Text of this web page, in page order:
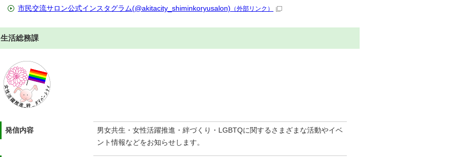
市民交流サロン公式インスタグラム(@akitacity_shiminkoryusalon) （外部リンク）
生活総務課
発信内容
男女共生・女性活躍推進・絆づくり・LGBTQに関するさまざまな活動やイベ
ント情報などをお知らせします。